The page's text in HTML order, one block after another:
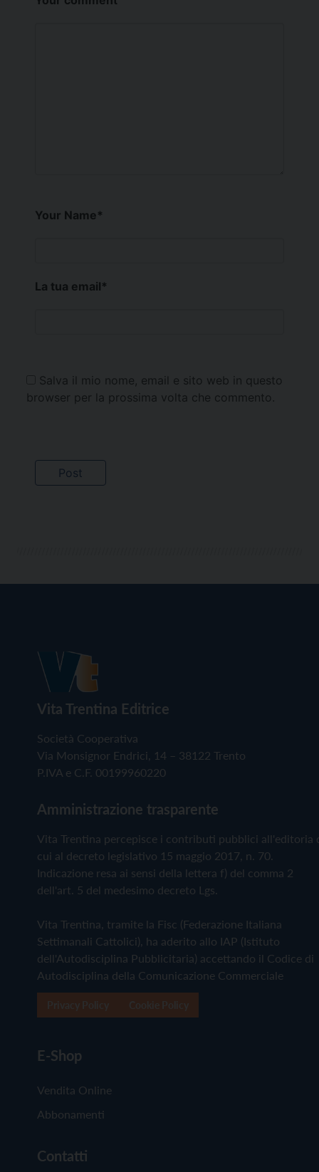
Your Name*
La tua email*
Salva il mio nome, email e sito web in questo
browser per la prossima volta che commento.
Vita Trentina Editrice
Società Cooperativa
Via Monsignor Endrici, 14 – 38122 Trento
P.IVA e C.F. 00199960220
Amministrazione trasparente
Vita Trentina percepisce i contributi pubblici all'editoria
cui al decreto legislativo 15 maggio 2017, n. 70.
Indicazione resa ai sensi della lettera f) del comma 2
dell'art. 5 del medesimo decreto Lgs.
Vita Trentina, tramite la Fisc (Federazione Italiana
Settimanali Cattolici), ha aderito allo IAP (Istituto
dell'Autodisciplina Pubblicitaria) accettando il Codice di
Autodisciplina della Comunicazione Commerciale
E-Shop
Vendita Online
Abbonamenti
Contatti